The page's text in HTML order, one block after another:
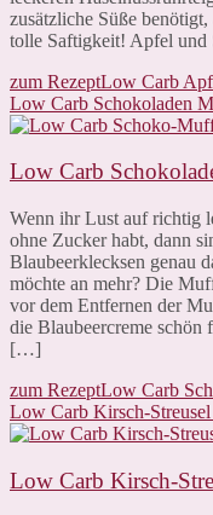
zusätzliche Süße
tolle Saftigkeit! Apfel
zum RezeptLow Carb
Low Carb Schokoladen
Low Carb
Wenn ihr Lust auf richtig
ohne Zucker habt, dann
Blaubeerklecksen genau
möchte an mehr? Die
vor dem Entfernen der
die Blaubeercreme schön
[…]
zum RezeptLow Carb
Low Carb Kirsch-
Low Carb Kirsch-